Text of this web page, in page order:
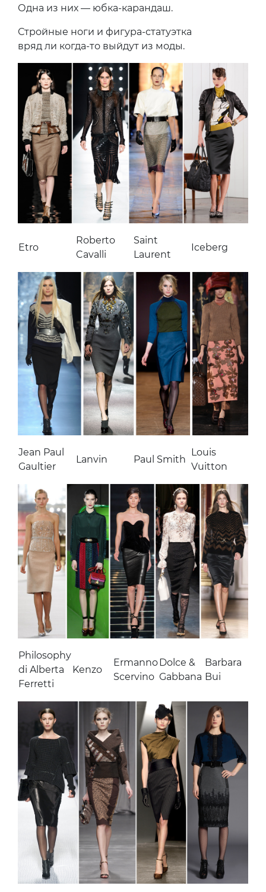
Одна из них — юбка-карандаш.
Стройные ноги и фигура-статуэтка
вряд ли когда-то выйдут из моды.
Etro
Roberto
Cavalli
Saint
Laurent
Iceberg
Jean Paul
Gaultier
Lanvin Paul Smith
Louis
Vuitton
Philosophy
di Alberta
Ferretti
Kenzo
Ermanno
Scervino
Dolce &
Gabbana
Barbara
Bui